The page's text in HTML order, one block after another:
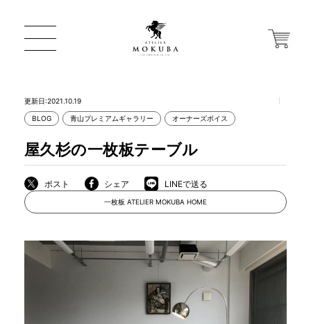
店舗から探す
MOKUBA について
更新日:2021.10.19
BLOG 青山プレミアムギャラリー オーナーズボイス
屋久杉の一枚板テーブル
ポスト シェア LINEで送る
一枚板 ATELIER MOKUBA HOME